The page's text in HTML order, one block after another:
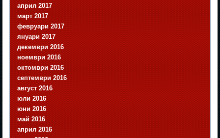
април 2017
март 2017
февруари 2017
януари 2017
декември 2016
ноември 2016
октомври 2016
септември 2016
август 2016
юли 2016
юни 2016
май 2016
април 2016